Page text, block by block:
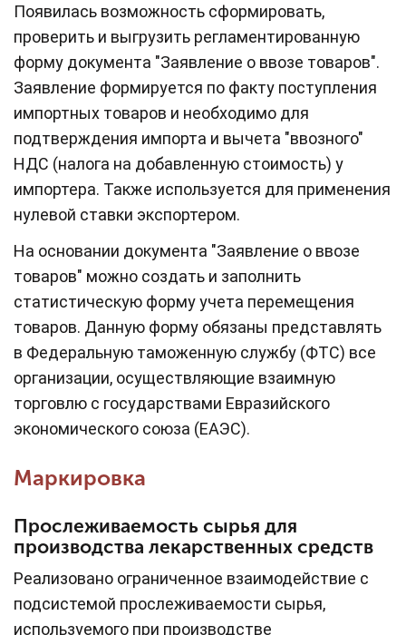
Появилась возможность сформировать,
проверить и выгрузить регламентированную
форму документа "Заявление о ввозе товаров".
Заявление формируется по факту поступления
импортных товаров и необходимо для
подтверждения импорта и вычета "ввозного"
НДС (налога на добавленную стоимость) у
импортера. Также используется для применения
нулевой ставки экспортером.
На основании документа "Заявление о ввозе
товаров" можно создать и заполнить
статистическую форму учета перемещения
товаров. Данную форму обязаны представлять
в Федеральную таможенную службу (ФТС) все
организации, осуществляющие взаимную
торговлю с государствами Евразийского
экономического союза (ЕАЭС).
Маркировка
Прослеживаемость сырья для
производства лекарственных средств
Реализовано ограниченное взаимодействие с
подсистемой прослеживаемости сырья,
используемого при производстве